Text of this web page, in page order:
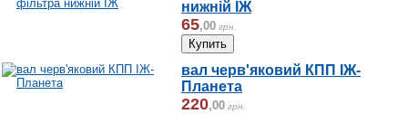
нижній ІЖ
65,00 грн.
вал черв'яковий КПП ІЖ-
Планета
220,00 грн.